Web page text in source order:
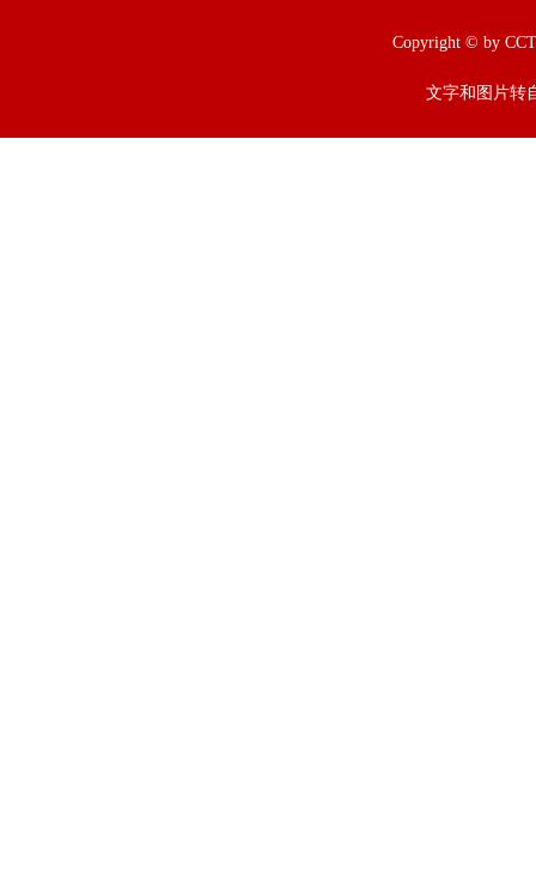
Copyright © by
文字和图片转